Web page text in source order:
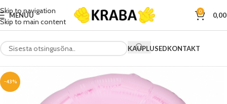
Skip to navigation
Skip to main content
MENÜÜ 0
KAUPLUSEDKONTAKT
-43%